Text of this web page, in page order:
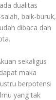
dualitas
baik-buruk,
dibaca dan
sekaligus
maka
berpotensi
yang tak